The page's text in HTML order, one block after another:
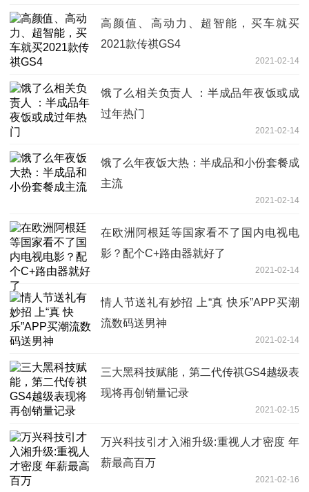
高颜值、高动力、超智能，买车就买
2021款传祺GS4
2021-02-14
饿了么相关负责人 ：半成品年夜饭或成
过年热门
2021-02-14
饿了么年夜饭大热：半成品和小份套餐成
主流
2021-02-14
在欧洲阿根廷等国家看不了国内电视电
影？配个C+路由器就好了
2021-02-14
情人节送礼有妙招 上“真 快乐”APP买潮
流数码送男神
2021-02-14
三大黑科技赋能，第二代传祺GS4越级表
现将再创销量记录
2021-02-15
万兴科技引才入湘升级:重视人才密度 年
薪最高百万
2021-02-16